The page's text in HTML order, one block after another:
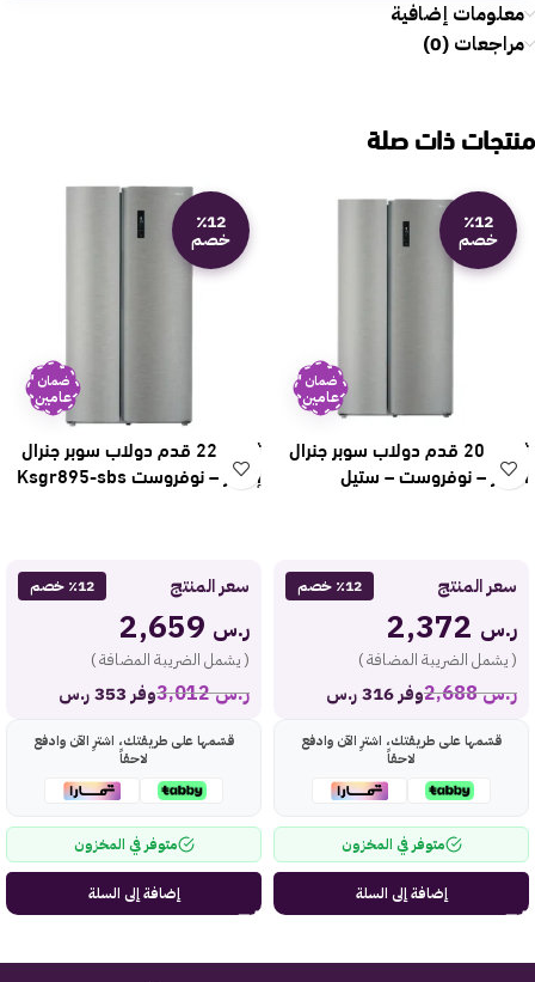
معلومات إضافية
مراجعات (0)
منتجات ذات صلة
٪12
خصم
ضمان
عامين
ثلاجة 20 قدم دولاب سوبر جنرال
انفرتر – نوفروست – ستيل
Ksgr865-sbs
سعر المنتج ٪12 خصم
ر.س
( يشمل الضريبة المضافة )
ر.س2,688 وفر 316 ر.س
قسّمها على طريقتك، اشترِ الآن وادفع
لاحقاً
متوفر في المخزون
إضافة إلى السلة
٪12
خصم
ضمان
عامين
ثلاجة 22 قدم دولاب سوبر جنرال
إنفرتر – نوفروست Ksgr895-sbs
سعر المنتج ٪12 خصم
ر.س
( يشمل الضريبة المضافة )
ر.س3,012 وفر 353 ر.س
قسّمها على طريقتك، اشترِ الآن وادفع
لاحقاً
متوفر في المخزون
إضافة إلى السلة